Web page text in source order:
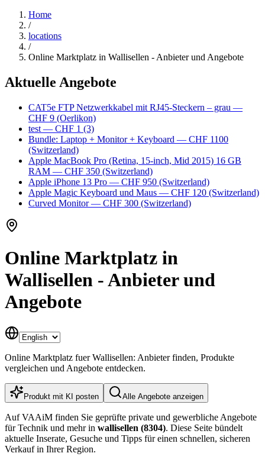
Home
/
locations
/
Online Marktplatz in Wallisellen - Anbieter und Angebote
Aktuelle Angebote
CAT5e FTP Netzwerkkabel mit RJ45-Steckern – grau —
CHF 9 (Oerlikon)
test — CHF 1 (3)
Bundle: Laptop + Monitor + Keyboard — CHF 1100
(Switzerland)
Apple MacBook Pro (Retina, 15-inch, Mid 2015) 16 GB
RAM — CHF 350 (Switzerland)
Apple iPhone 13 Pro — CHF 950 (Switzerland)
Apple Magic Keyboard und Maus — CHF 120 (Switzerland)
Curved Monitor— CHF 300 (Switzerland)
Online Marktplatz in
Wallisellen - Anbieter und
Angebote
Online Marktplatz fuer Wallisellen: Anbieter finden, Produkte
vergleichen und Angebote entdecken.
Produkt mit KI posten Alle Angebote anzeigen
Auf VAAiM finden Sie geprüfte private und gewerbliche Angebote
für Technik und mehr in wallisellen (8304). Diese Seite bündelt
aktuelle Inserate, Gesuche und Tipps für einen schnellen, sicheren
Verkauf in Ihrer Region.